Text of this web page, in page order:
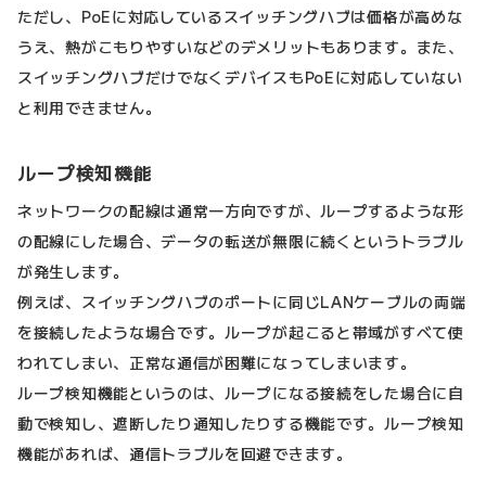
ただし、PoEに対応しているスイッチングハブは価格が高めな
うえ、熱がこもりやすいなどのデメリットもあります。また、
スイッチングハブだけでなくデバイスもPoEに対応していない
と利用できません。
ループ検知機能
ネットワークの配線は通常一方向ですが、ループするような形
の配線にした場合、データの転送が無限に続くというトラブル
が発生します。
例えば、スイッチングハブのポートに同じLANケーブルの両端
を接続したような場合です。ループが起こると帯域がすべて使
われてしまい、正常な通信が困難になってしまいます。
ループ検知機能というのは、ループになる接続をした場合に自
動で検知し、遮断したり通知したりする機能です。ループ検知
機能があれば、通信トラブルを回避できます。